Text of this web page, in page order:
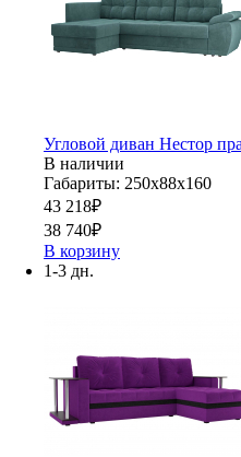
Угловой диван Нестор
В наличии
Габариты: 250х88х160
43 218₽
38 740₽
В корзину
1-3 дн.